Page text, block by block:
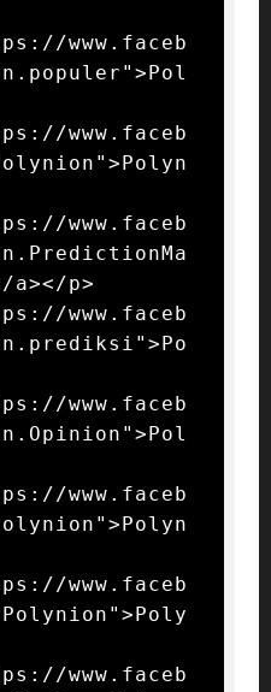
www.faceb
www.faceb
www.faceb
a></p>
www.faceb
www.faceb
www.faceb
www.faceb
www.faceb